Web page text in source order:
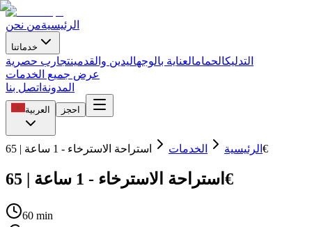
الرئيسيةمن نحن
خدماتنا
التدليكالحمامالعناية بالوجهاليدين والقدمينتجارب حصرية
عرض جميع الخدمات
المدونة اتصل بنا
العربية احجز
الرئيسية الخدمات استراحة الاسترخاء - 1 ساعة | 65€
استراحة الاسترخاء - 1 ساعة | 65€
60 min